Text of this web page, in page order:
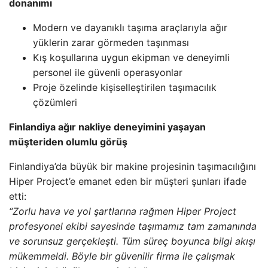
donanımı
Modern ve dayanıklı taşıma araçlarıyla ağır
yüklerin zarar görmeden taşınması
Kış koşullarına uygun ekipman ve deneyimli
personel ile güvenli operasyonlar
Proje özelinde kişiselleştirilen taşımacılık
çözümleri
Finlandiya ağır nakliye deneyimini yaşayan
müşteriden olumlu görüş
Finlandiya’da büyük bir makine projesinin taşımacılığını
Hiper Project’e emanet eden bir müşteri şunları ifade
etti:
“Zorlu hava ve yol şartlarına rağmen Hiper Project
profesyonel ekibi sayesinde taşımamız tam zamanında
ve sorunsuz gerçekleşti. Tüm süreç boyunca bilgi akışı
mükemmeldi. Böyle bir güvenilir firma ile çalışmak